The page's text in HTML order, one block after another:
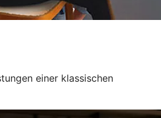
einer klassischen